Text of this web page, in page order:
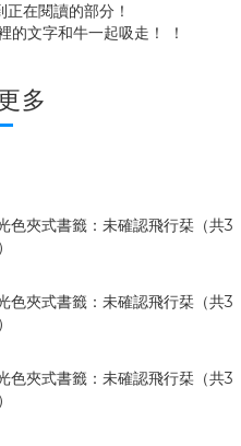
在閱讀的部分！
文字和牛一起吸走！ ！
多